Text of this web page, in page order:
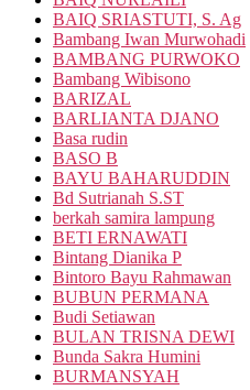
BAIQ SRIASTUTI, S. Ag
Bambang Iwan Murwohadi
BAMBANG PURWOKO
Bambang Wibisono
BARIZAL
BARLIANTA DJANO
Basa rudin
BASO B
BAYU BAHARUDDIN
Bd Sutrianah S.ST
berkah samira lampung
BETI ERNAWATI
Bintang Dianika P
Bintoro Bayu Rahmawan
BUBUN PERMANA
Budi Setiawan
BULAN TRISNA DEWI
Bunda Sakra Humini
BURMANSYAH